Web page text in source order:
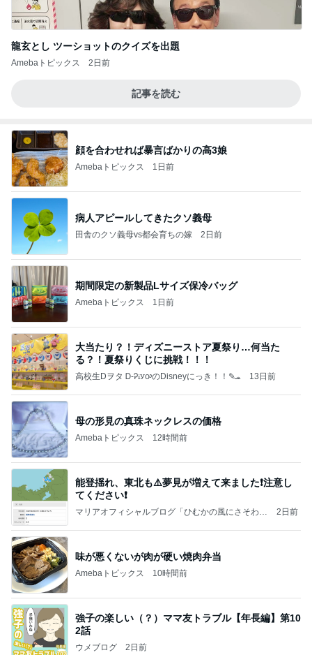
龍玄とし ツーショットのクイズを出題
Amebaトピックス 2日前
記事を読む
顔を合わせれば暴言ばかりの高3娘
Amebaトピックス 1日前
病人アピールしてきたクソ義母
田舎のクソ義母vs都会育ちの嫁 2日前
期間限定の新製品Lサイズ保冷バッグ
Amebaトピックス 1日前
大当たり？！ディズニーストア夏祭り…何当た
る？！夏祭りくじに挑戦！！！
高校生Dヲタ Ꭰ-ᎮꭵꭹꭴのDisneyにっき！！✎ܚ 13日前
母の形見の真珠ネックレスの価格
Amebaトピックス 12時間前
能登揺れ、東北も⚠️夢見が増えて来ました❗️注意し
てください❗️
マリアオフィシャルブログ「ひむかの風にさそわれ
2日前
味が悪くないが肉が硬い焼肉弁当
Amebaトピックス 10時間前
強子の楽しい（？）ママ友トラブル【年長編】第10
2話
ウメブログ 2日前